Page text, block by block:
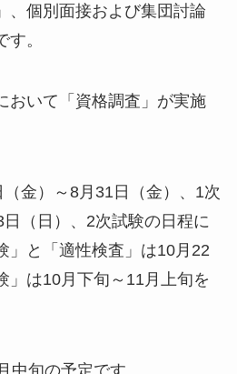
、個別面接および集団討論
。
おいて「資格調査」が実施
金）～8月31日（金）、1次
（日）、2次試験の日程に
」と「適性検査」は10月22
」は10月下旬～11月上旬を